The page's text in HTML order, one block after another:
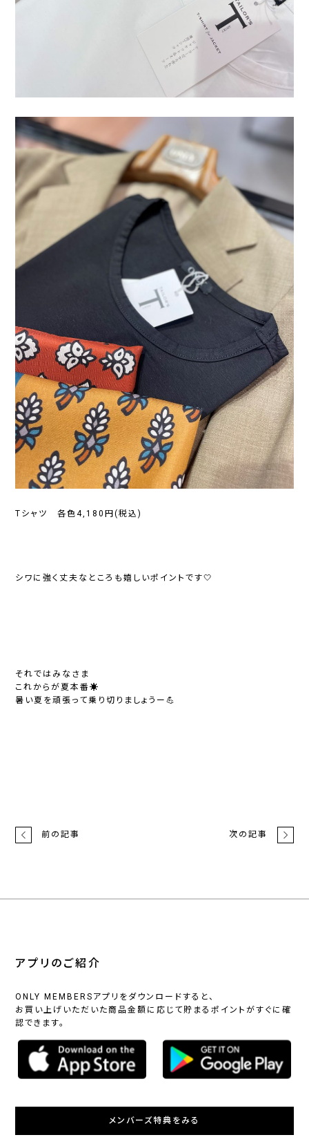
Tシャツ 各色4,180円(税込)
シワに強く丈夫なところも嬉しいポイントです🤍
それではみなさま
これからが夏本番☀️
暑い夏を頑張って乗り切りましょうー💪
前の記事 次の記事
アプリのご紹介
ONLY MEMBERSアプリをダウンロードすると、
お買い上げいただいた商品金額に応じて貯まるポイントがすぐに確
認できます。
メンバーズ特典をみる